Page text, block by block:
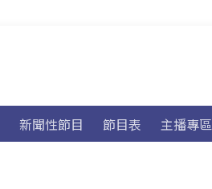
新聞性節目 節目表 主播專區